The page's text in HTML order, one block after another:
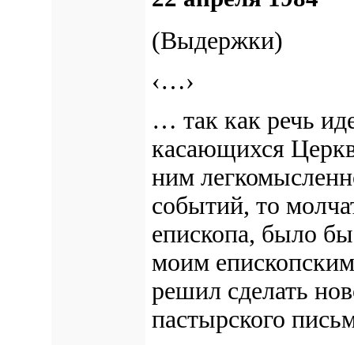
(Выдержки)
‹…›
… так как речь
касающихся
ним
событий, то
епископа, было
моим
решил сделать
пастырского